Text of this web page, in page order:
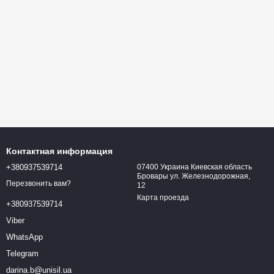
Контактная информация
+380937539714
Перезвонить вам?
+380937539714
Viber
WhatsApp
Telegram
darina.b@unisil.ua
07400 Украина Киевская область
Бровары ул. Железнодорожная,
12
Карта проезда